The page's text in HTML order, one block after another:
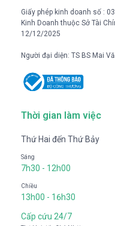
Giấy phép kinh doanh số :
Kinh Doanh thuộc Sở Tài
12/12/2025
Người đại diện: TS BS Mai
Thời gian làm việc
Thứ Hai đến Thứ Bảy
Sáng
7h30 - 12h00
Chiều
13h00 - 16h30
Cấp cứu 24/7